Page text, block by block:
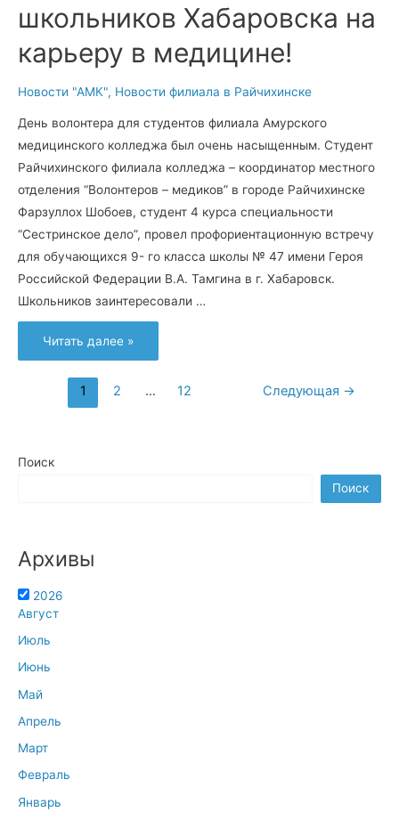
школьников Хабаровска на
карьеру в медицине!
Новости "АМК", Новости филиала в Райчихинске
День волонтера для студентов филиала Амурского
медицинского колледжа был очень насыщенным. Студент
Райчихинского филиала колледжа – координатор местного
отделения “Волонтеров – медиков” в городе Райчихинске
Фарзуллох Шобоев, студент 4 курса специальности
“Сестринское дело”, провел профориентационную встречу
для обучающихся 9- го класса школы № 47 имени Героя
Российской Федерации В.А. Тамгина в г. Хабаровск.
Школьников заинтересовали …
Студент
АМК
из
вдохновил
школьников
Хабаровска
Читать далее »
Навигация1 2 … 12 Следующая →
Поиск
Поиск
Архивы
2026
Август
Июль
Июнь
Май
Апрель
Март
Февраль
Январь